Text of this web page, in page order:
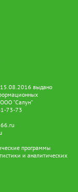
выдано
"Салун"
73-73
программы
и аналитических